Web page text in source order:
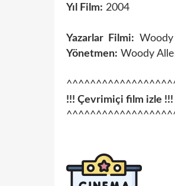
Yıl Film: 2004
Yazarlar Filmi:
Yönetmen: Woody
!!! Çevrimiçi film izle !!!